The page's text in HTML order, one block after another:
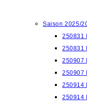
Saison 2025/
250831
250831
250907
250907
250914
250914